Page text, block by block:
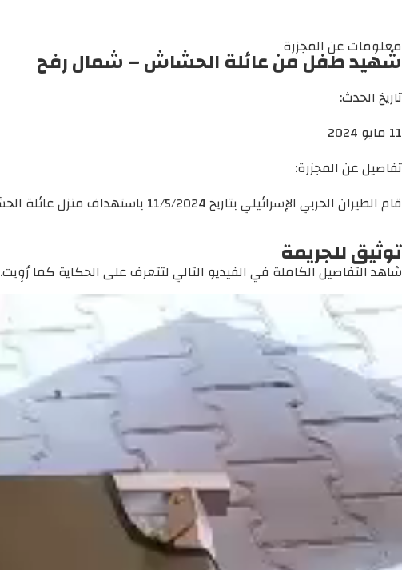
معلومات عن المجزرة
شهيد طفل من عائلة الحشاش – شمال رفح
تاريخ الحدث:
11 مايو 2024
تفاصيل عن المجزرة:
قام الطيران الحربي الإسرائيلي بتاريخ 11/5/2024 باستهداف منزل عائلة الحشاش شمال رفح ما أدى الى وقوع عشرات الشهداء والإصابات وصلوا مستشفى الكويت التخصصي غالبيتهم من الأطفال.
توثيق للجريمة
شاهد التفاصيل الكاملة في الفيديو التالي لتتعرف على الحكاية كما رُوِيت.